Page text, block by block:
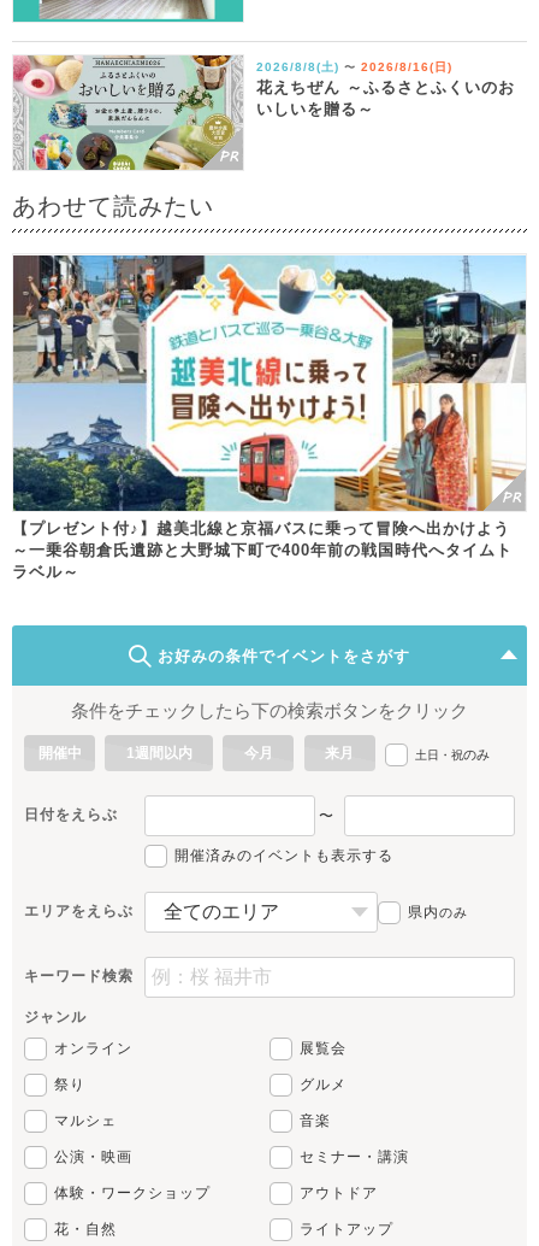
2026/8/8(土) 〜 2026/8/16(日)
花えちぜん ～ふるさとふくいのお
いしいを贈る～
あわせて読みたい
【プレゼント付♪】越美北線と京福バスに乗って冒険へ出かけよう
～一乗谷朝倉氏遺跡と大野城下町で400年前の戦国時代へタイムト
ラベル～
お好みの条件でイベントをさがす
条件をチェックしたら下の検索ボタンをクリック
開催中 1週間以内 今月 来月 土日・祝のみ
日付をえらぶ 〜
開催済みのイベントも表示する
エリアをえらぶ 県内のみ
キーワード検索
ジャンル
オンライン
展覧会
祭り グルメ
マルシェ 音楽
公演・映画 セミナー・講演
体験・ワークショップ アウトドア
花・自然 ライトアップ